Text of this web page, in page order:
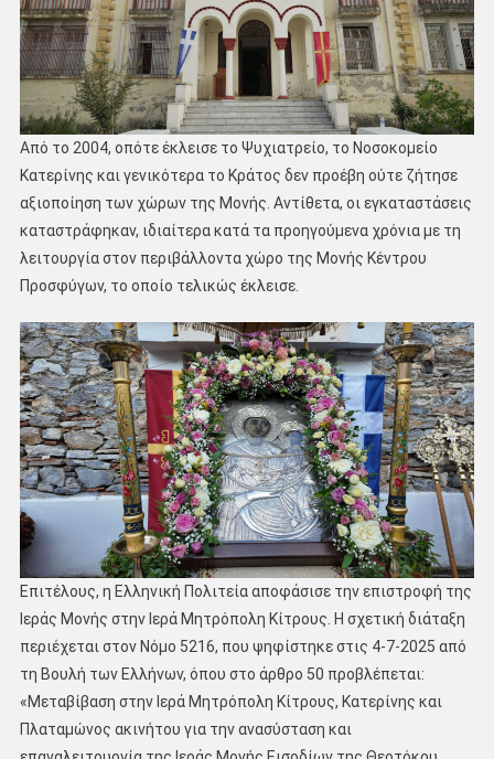
Από το 2004, οπότε έκλεισε το Ψυχιατρείο, το Νοσοκομείο
Κατερίνης και γενικότερα το Κράτος δεν προέβη ούτε ζήτησε
αξιοποίηση των χώρων της Μονής. Αντίθετα, οι εγκαταστάσεις
καταστράφηκαν, ιδιαίτερα κατά τα προηγούμενα χρόνια με τη
λειτουργία στον περιβάλλοντα χώρο της Μονής Κέντρου
Προσφύγων, το οποίο τελικώς έκλεισε.
Επιτέλους, η Ελληνική Πολιτεία αποφάσισε την επιστροφή της
Ιεράς Μονής στην Ιερά Μητρόπολη Κίτρους. Η σχετική διάταξη
περιέχεται στον Νόμο 5216, που ψηφίστηκε στις 4-7-2025 από
τη Βουλή των Ελλήνων, όπου στο άρθρο 50 προβλέπεται:
«Μεταβίβαση στην Ιερά Μητρόπολη Κίτρους, Κατερίνης και
Πλαταμώνος ακινήτου για την ανασύσταση και